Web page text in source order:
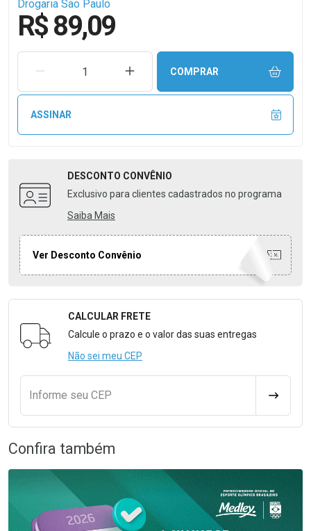
Drogaria São Paulo
R$ 89,09
REMOVER UMA UNIDADEAUMENTAR UMA UNIDADE
COMPRAR
ASSINAR
DESCONTO CONVÊNIO
Exclusivo para clientes cadastrados no programa
Saiba Mais
Ver Desconto Convênio
Formulário para Calcular o Frete
CALCULAR FRETE
Calcule o prazo e o valor das suas entregas
Não sei meu CEP
Informe seu CEP
Confira também